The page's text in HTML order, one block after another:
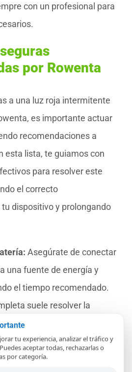
con un profesional para
por Rowenta
a una luz roja intermitente
es importante actuar
recomendaciones a
esta lista, te guiamos con
para resolver este
el correcto
dispositivo y prolongando
Asegúrate de conectar
una fuente de energía y
el tiempo recomendado.
suele resolver la
problemas ligados a la
A menudo, la luz
tu experiencia, analizar el tráfico y
aceptar todas, rechazarlas o
por categoría.